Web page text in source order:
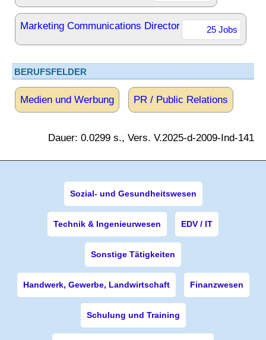
Marketing Communications Director 25 Jobs
BERUFSFELDER
Medien und Werbung PR / Public Relations
Dauer: 0.0299 s., Vers. V.2025-d-2009-Ind-141
Sozial- und Gesundheitswesen
Technik & Ingenieurwesen EDV / IT
Sonstige Tätigkeiten
Handwerk, Gewerbe, Landwirtschaft Finanzwesen
Schulung und Training